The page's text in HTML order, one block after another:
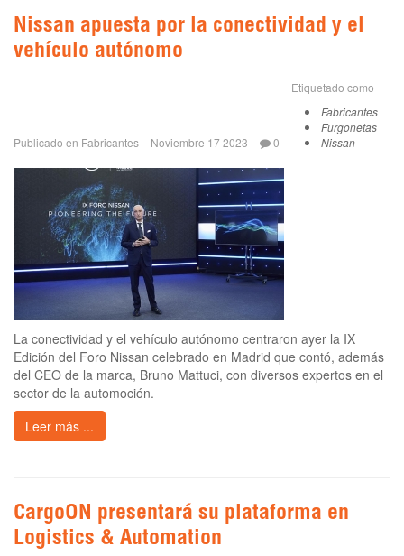
Nissan apuesta por la conectividad y el
vehículo autónomo
Publicado en Fabricantes Noviembre 17 2023 0
Etiquetado como
Fabricantes
Furgonetas
Nissan
La conectividad y el vehículo autónomo centraron ayer la IX
Edición del Foro Nissan celebrado en Madrid que contó, además
del CEO de la marca, Bruno Mattuci, con diversos expertos en el
sector de la automoción.
Leer más ...
CargoON presentará su plataforma en
Logistics & Automation